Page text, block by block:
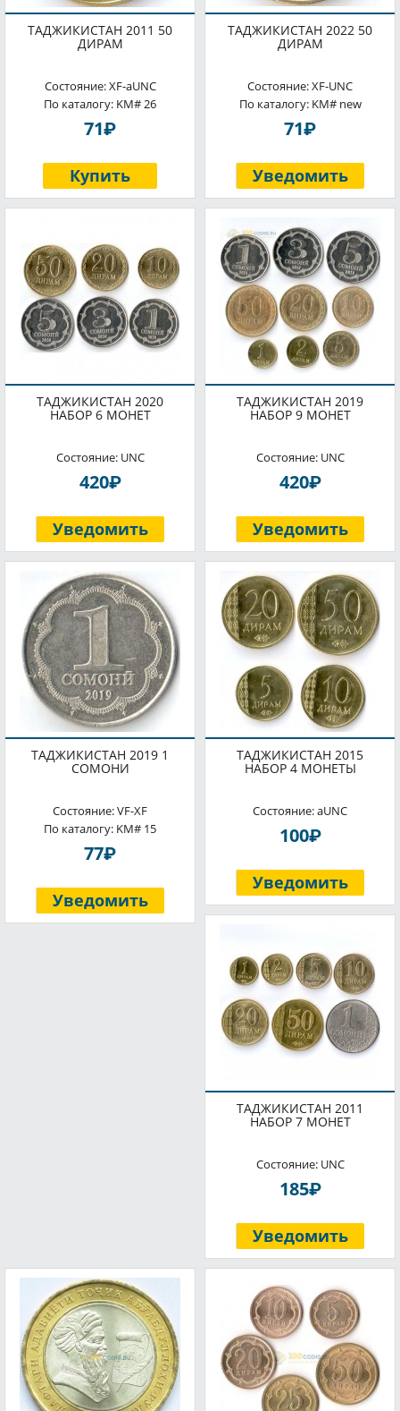
ТАДЖИКИСТАН 2011 50
ДИРАМ
Состояние: XF-aUNC
По каталогу: KM# 26
71P
Купить
ТАДЖИКИСТАН 2022 50
ДИРАМ
Состояние: XF-UNC
По каталогу: KM# new
71P
Уведомить
ТАДЖИКИСТАН 2020
НАБОР 6 МОНЕТ
Состояние: UNC
420P
Уведомить
ТАДЖИКИСТАН 2019
НАБОР 9 МОНЕТ
Состояние: UNC
420P
Уведомить
ТАДЖИКИСТАН 2019 1
СОМОНИ
Состояние: VF-XF
По каталогу: KM# 15
77P
Уведомить
ТАДЖИКИСТАН 2015
НАБОР 4 МОНЕТЫ
Состояние: aUNC
100P
Уведомить
ТАДЖИКИСТАН 2011
НАБОР 7 МОНЕТ
Состояние: UNC
185P
Уведомить